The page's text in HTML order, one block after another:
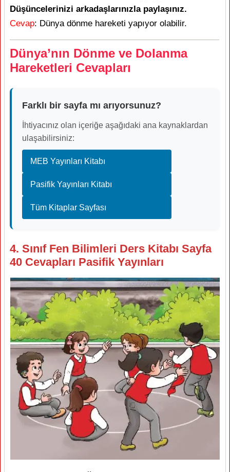
Düşüncelerinizi arkadaşlarınızla paylaşınız.
Cevap: Dünya dönme hareketi yapıyor olabilir.
Dünya’nın Dönme ve Dolanma
Hareketleri Cevapları
Farklı bir sayfa mı arıyorsunuz?
İhtiyacınız olan içeriğe aşağıdaki ana kaynaklardan
ulaşabilirsiniz:
MEB Yayınları Kitabı
Pasifik Yayınları Kitabı
Tüm Kitaplar Sayfası
4. Sınıf Fen Bilimleri Ders Kitabı Sayfa
40 Cevapları Pasifik Yayınları